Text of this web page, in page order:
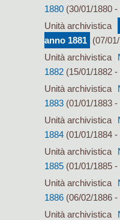
1880 (30/01/1880
Unità archivistica
anno 1881 (07/
Unità archivistica
1882 (15/01/1882
Unità archivistica
1883 (01/01/1883
Unità archivistica
1884 (01/01/1884
Unità archivistica
1885 (01/01/1885
Unità archivistica
1886 (06/02/1886
Unità archivistica